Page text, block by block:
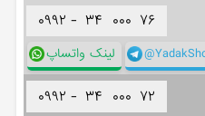
۰۹۹۲ - ۳۴ ۰۰۰ ۷۶
لینک واتساپ
۰۹۹۲ - ۳۴ ۰۰۰ ۷۲